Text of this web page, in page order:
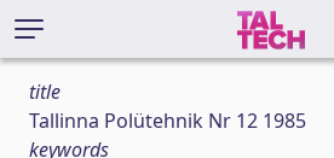
title
Tallinna Polütehnik Nr 12 1985
keywords